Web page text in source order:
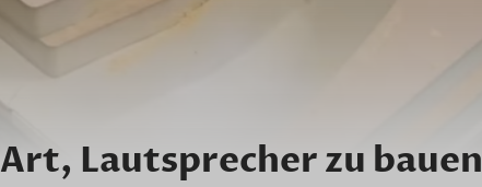
Lautsprecher zu bauen